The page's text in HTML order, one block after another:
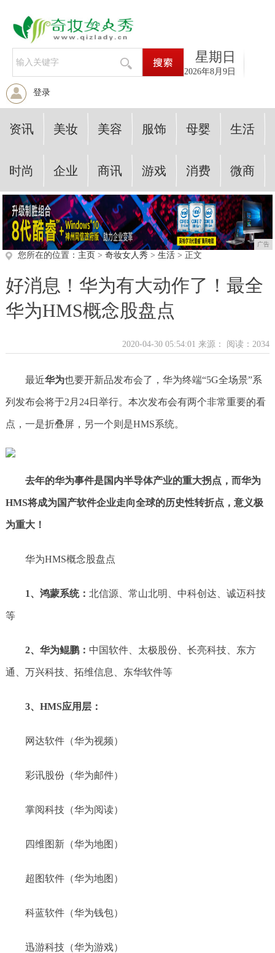
星期日
2026年8月9日
登录
资讯 美妆 美容 服饰 母婴 生活
时尚 企业 商讯 游戏 消费 微商
广告
您所在的位置： 主页 > 奇妆女人秀 > 生活> 正文
好消息！华为有大动作了！最全
华为HMS概念股盘点
2020-04-30 05:54:01 来源： 阅读：2034
最近华为也要开新品发布会了，华为终端“5G全场景”系
列发布会将于2月24日举行。本次发布会有两个非常重要的看
点，一是折叠屏，另一个则是HMS系统。
去年的华为事件是国内半导体产业的重大拐点，而华为
HMS将成为国产软件企业走向全球的历史性转折点，意义极
为重大！
华为HMS概念股盘点
1、鸿蒙系统： 北信源、常山北明、中科创达、诚迈科技
等
2、华为鲲鹏： 中国软件、太极股份、长亮科技、东方
通、万兴科技、拓维信息、东华软件等
3、HMS应用层：
网达软件（华为视频）
彩讯股份（华为邮件）
掌阅科技（华为阅读）
四维图新（华为地图）
超图软件（华为地图）
科蓝软件（华为钱包）
迅游科技（华为游戏）